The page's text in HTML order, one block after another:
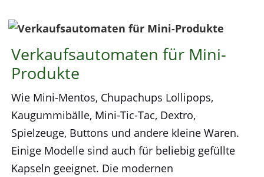
Verkaufsautomaten für Mini-
Produkte
Wie Mini-Mentos, Chupachups Lollipops,
Kaugummibälle, Mini-Tic-Tac, Dextro,
Spielzeuge, Buttons und andere kleine Waren.
Einige Modelle sind auch für beliebig gefüllte
Kapseln geeignet. Die modernen